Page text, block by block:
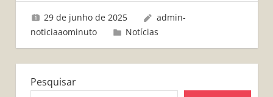
29 de junho de 2025
admin-
noticiaaominuto
Notícias
Pesquisar